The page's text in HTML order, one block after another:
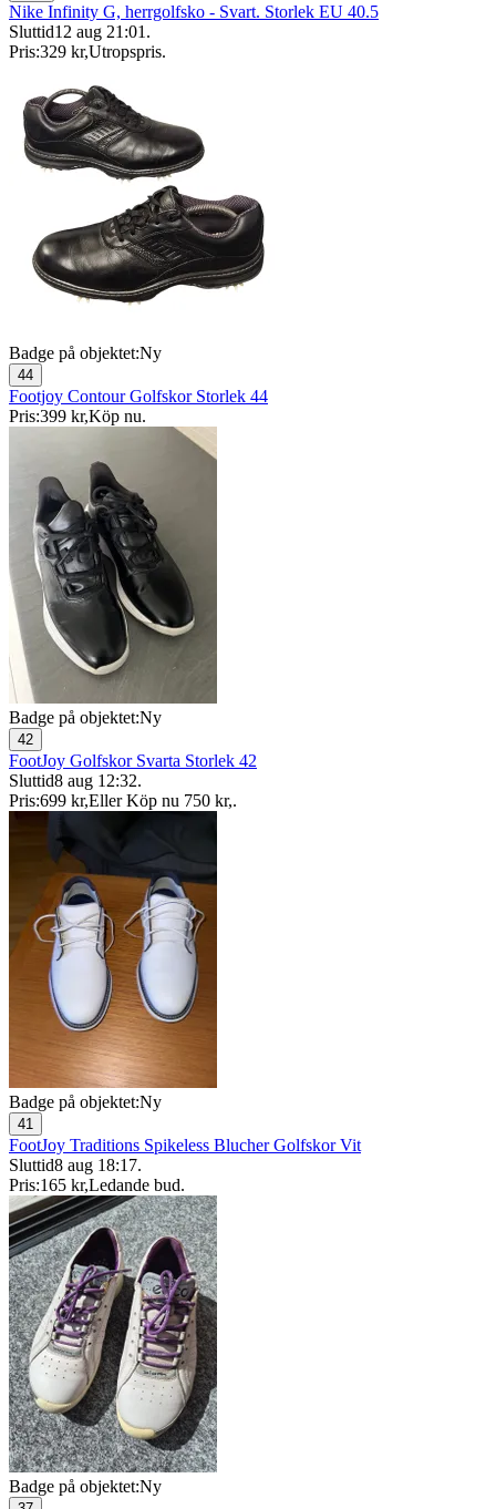
Nike Infinity G, herrgolfsko - Svart. Storlek EU 40.5
Sluttid12 aug 21:01 .
Pris:329 kr,Utropspris.
Badge på objektet:Ny
44
Footjoy Contour Golfskor Storlek 44
Pris:399 kr,Köp nu.
Badge på objektet:Ny
42
FootJoy Golfskor Svarta Storlek 42
Sluttid8 aug 12:32.
Pris:699 kr,Eller Köp nu 750 kr,.
Badge på objektet:Ny
41
FootJoy Traditions Spikeless Blucher Golfskor Vit
Sluttid8 aug 18:17.
Pris:165 kr,Ledande bud.
Badge på objektet:Ny